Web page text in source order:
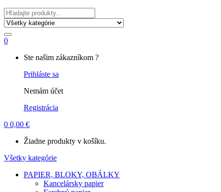
Hľadať
0
Ste našim zákazníkom ?
Prihláste sa
Nemám účet
Registrácia
0 0,00 €
Žiadne produkty v košíku.
Všetky kategórie
PAPIER, BLOKY, OBÁLKY
Kancelársky papier